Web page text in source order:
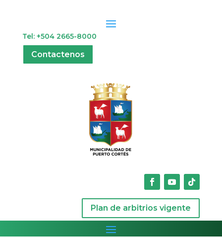
Tel: +504 2665-8000
Contactenos
Plan de arbitrios vigente